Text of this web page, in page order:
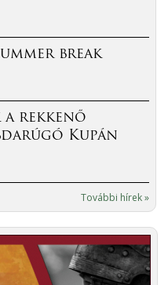
break
a rekkenő
Kupán
További hírek »